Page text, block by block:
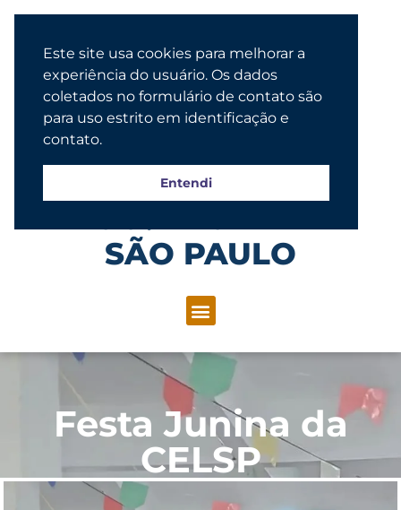
SÃO PAULO
Festa Junina da
CELSP
Este site usa cookies para melhorar a
experiência do usuário. Os dados
coletados no formulário de contato são
para uso estrito em identificação e
contato.
Entendi